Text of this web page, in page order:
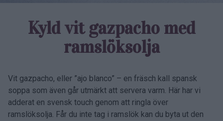
Kyld vit gazpacho med
ramslöks­olja
Vit gazpacho, eller ”ajo blanco” – en fräsch kall spansk
soppa som även går utmärkt att servera varm. Här har vi
adderat en svensk touch genom att ringla över
ramslöksolja. Får du inte tag i ramslök kan du byta ut den